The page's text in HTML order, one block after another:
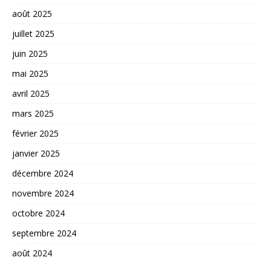
août 2025
juillet 2025
juin 2025
mai 2025
avril 2025
mars 2025
février 2025
janvier 2025
décembre 2024
novembre 2024
octobre 2024
septembre 2024
août 2024